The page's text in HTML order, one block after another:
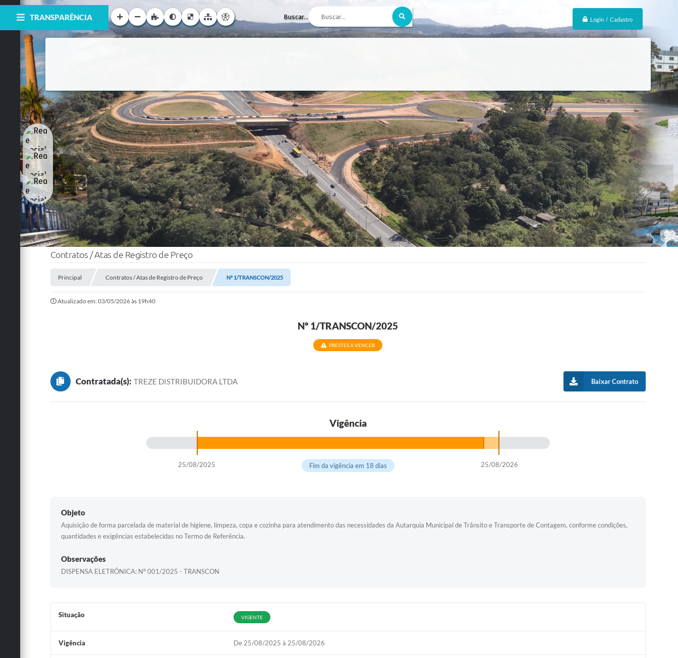
Login / Cadastro
Buscar...
TRANSPARÊNCIA
Contratos / Atas de Registro de Preço
Principal Contratos / Atas de Registro de Preço Nº 1/TRANSCON/2025
Atualizado em: 03/05/2026 às 19h40
Nº 1/TRANSCON/2025
PRESTES A VENCER
Contratada(s): TREZE DISTRIBUIDORA LTDA Baixar Contrato
Vigência
25/08/2025 25/08/2026
Fim da vigência em 18 dias
Objeto
Aquisição de forma parcelada de material de higiene, limpeza, copa e cozinha para atendimento das necessidades da Autarquia Municipal de Trânsito e Transporte de Contagem, conforme condições,
quantidades e exigências estabelecidas no Termo de Referência.
Observações
DISPENSA ELETRÔNICA: Nº 001/2025 - TRANSCON
Situação VIGENTE
Vigência De 25/08/2025 à 25/08/2026